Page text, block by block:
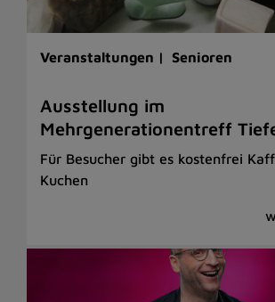
Veranstaltungen | Senioren
Ausstellung im
Mehrgenerationentreff
Für Besucher gibt es kostenfrei
Kuchen